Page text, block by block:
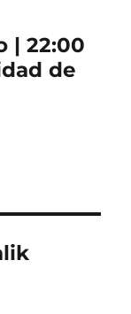
| 22:00
de